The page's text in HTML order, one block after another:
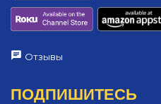
Отзывы
ПОДПИШИТЕСЬ